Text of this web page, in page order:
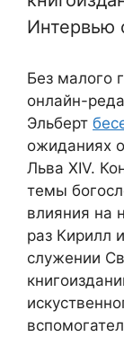
Интервью
Без малого
онлайн-
Эльберт
ожиданиях
Льва XIV.
темы
влияния на
раз Кирилл
служении